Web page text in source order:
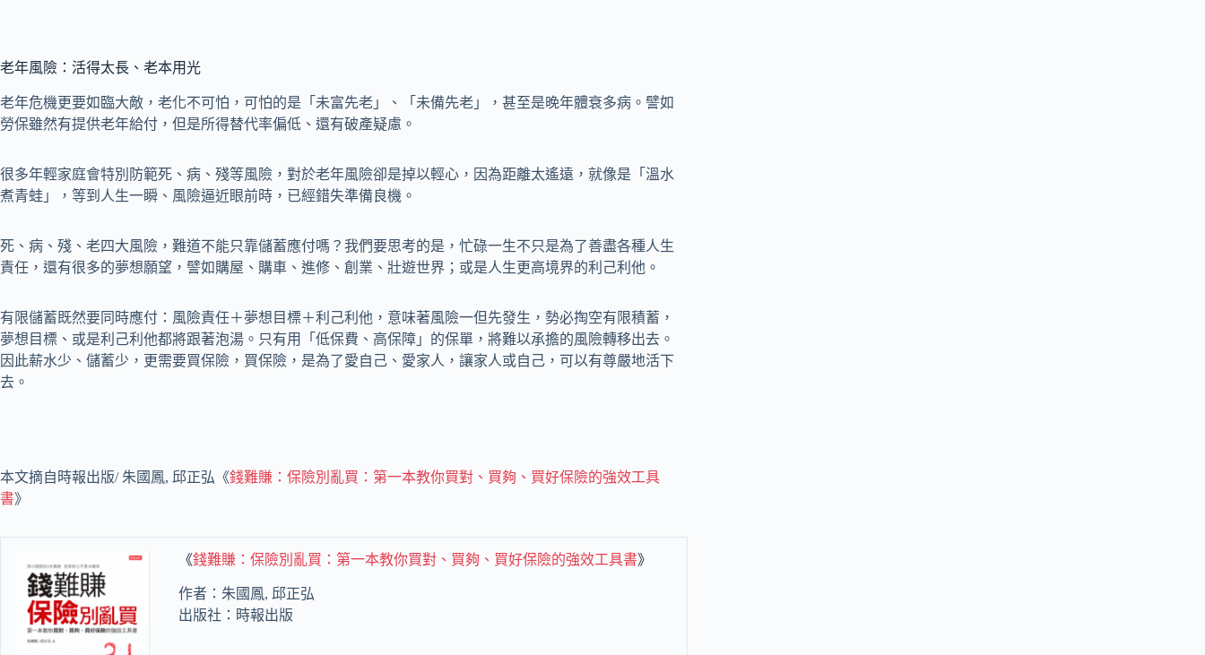
老年風險：活得太長、老本用光
老年危機更要如臨大敵，老化不可怕，可怕的是「未富先老」、「未備先老」，甚至是晚年體衰多病。譬如
勞保雖然有提供老年給付，但是所得替代率偏低、還有破產疑慮。
很多年輕家庭會特別防範死、病、殘等風險，對於老年風險卻是掉以輕心，因為距離太遙遠，就像是「溫水
煮青蛙」，等到人生一瞬、風險逼近眼前時，已經錯失準備良機。
死、病、殘、老四大風險，難道不能只靠儲蓄應付嗎？我們要思考的是，忙碌一生不只是為了善盡各種人生
責任，還有很多的夢想願望，譬如購屋、購車、進修、創業、壯遊世界；或是人生更高境界的利己利他。
有限儲蓄既然要同時應付：風險責任＋夢想目標＋利己利他，意味著風險一但先發生，勢必掏空有限積蓄，
夢想目標、或是利己利他都將跟著泡湯。只有用「低保費、高保障」的保單，將難以承擔的風險轉移出去。
因此薪水少、儲蓄少，更需要買保險，買保險，是為了愛自己、愛家人，讓家人或自己，可以有尊嚴地活下
去。
本文摘自時報出版/ 朱國鳳, 邱正弘《錢難賺：保險別亂買：第一本教你買對、買夠、買好保險的強效工具
書》
《錢難賺：保險別亂買：第一本教你買對、買夠、買好保險的強效工具書》
作者：朱國鳳, 邱正弘
出版社：時報出版